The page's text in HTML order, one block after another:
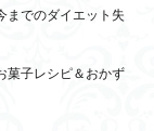
までのダイエット失
菓子レシピ＆おかず